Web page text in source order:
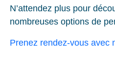
N’attendez plus pour
nombreuses options de
Prenez rendez-vous avec